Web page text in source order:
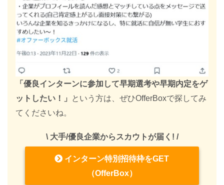
「優良インターンに参加して早期選考や早期内定をゲ
ットしたい！」
という方は、ぜひOfferBoxで探してみ
てくださいね。
\ 大手/優良企業からスカウトが届く! /
インターン特別招待枠をGET
（OfferBox）